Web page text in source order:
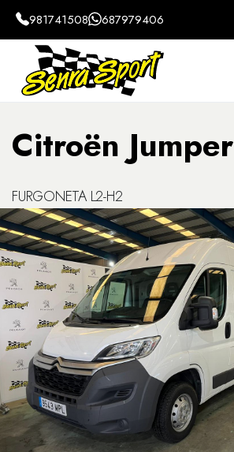
981741508 687979406
Home Coches
Citroën Jumper
FURGONETA L2-H2